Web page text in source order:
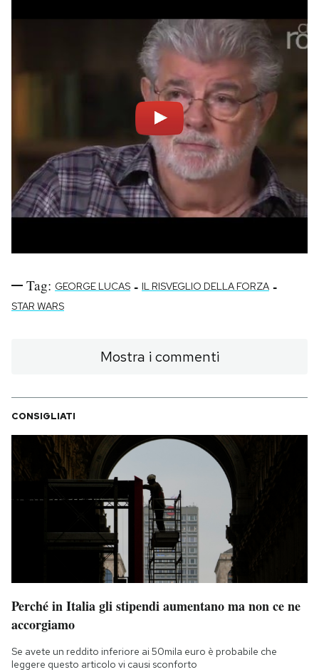
Tag: GEORGE LUCAS - IL RISVEGLIO DELLA FORZA -
STAR WARS
Mostra i commenti
CONSIGLIATI
Perché in Italia gli stipendi aumentano ma non ce ne
accorgiamo
Se avete un reddito inferiore ai 50mila euro è probabile che
leggere questo articolo vi causi sconforto